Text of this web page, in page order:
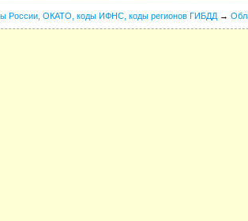
России, ОКАТО, коды ИФНС, коды регионов ГИБДД →